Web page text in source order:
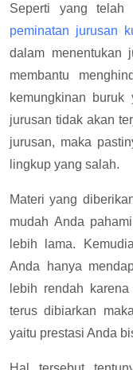
Seperti yang telah
peminatan jurusan
dalam menentukan
membantu
kemungkinan
jurusan tidak akan
jurusan, maka
lingkup yang salah.
Materi yang
mudah Anda
lebih lama.
Anda hanya
lebih rendah
terus dibiarkan
yaitu prestasi Anda